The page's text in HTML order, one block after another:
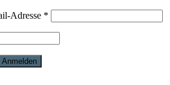
Adresse *
Anmelden